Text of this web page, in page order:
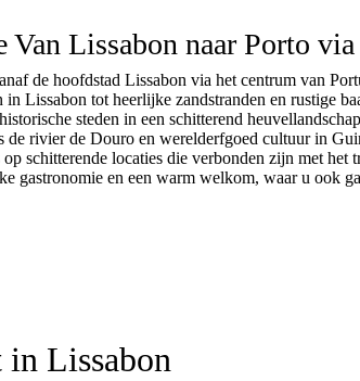
Van Lissabon naar Porto
de hoofdstad Lissabon via het centrum van
in Lissabon tot heerlijke zandstranden en rustige
steden in een schitterend
de rivier de Douro en werelderfgoed cultuur in
schitterende locaties die verbonden zijn met het
gastronomie en een warm welkom, waar u ook
Lissabon